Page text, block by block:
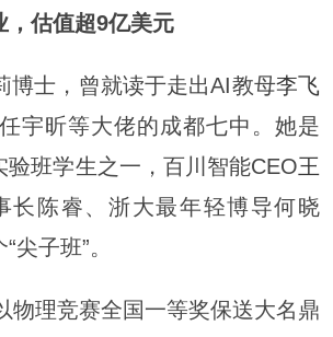
，估值超9亿美元
博士，曾就读于走出AI教母李飞
宇昕等大佬的成都七中。她是
验班学生之一，百川智能CEO王
长陈睿、浙大最年轻博导何晓
尖子班”。
物理竞赛全国一等奖保送大名鼎